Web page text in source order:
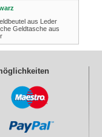
aus Leder
Geldtasche aus